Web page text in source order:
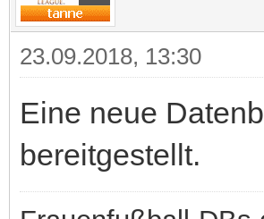
23.09.2018, 13:30
Eine neue
bereitgestellt.